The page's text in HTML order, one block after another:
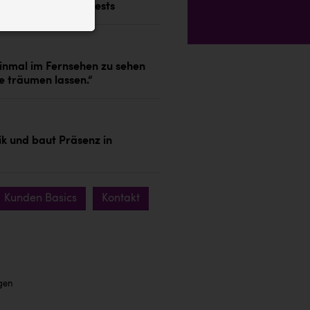
dank Praxistests
im Fernsehen zu sehen
träumen lassen.“
und baut Präsenz in
Kunden Basics Kontakt
Website